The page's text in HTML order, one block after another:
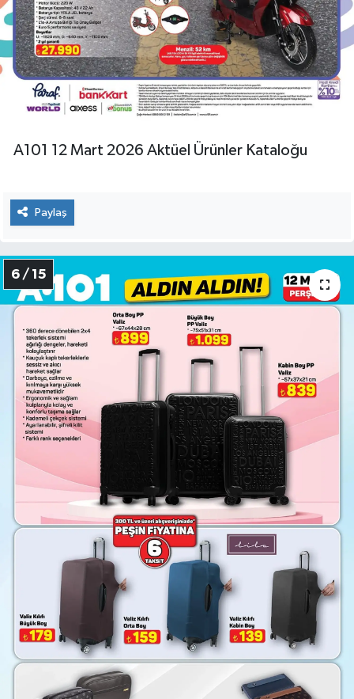
A101 12 Mart 2026 Aktüel Ürünler Kataloğu
Paylaş
6 / 15